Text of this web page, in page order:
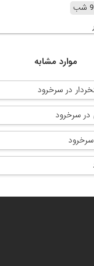
موارد مشابه
در سرخرود